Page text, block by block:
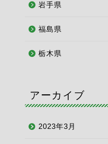
岩手県
福島県
栃木県
アーカイブ
2023年3月